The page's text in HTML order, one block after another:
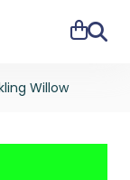
Willow